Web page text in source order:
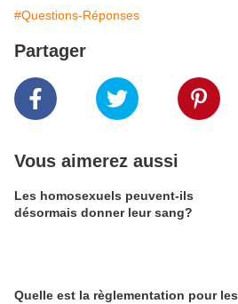
#Questions-Réponses
Partager
Vous aimerez aussi
Les homosexuels peuvent-ils
désormais donner leur sang?
Quelle est la règlementation pour les